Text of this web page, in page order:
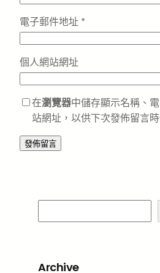
電子郵件地址 *
個人網站網址
在瀏覽器中儲存顯示名稱、
站網址，以供下次發佈留言時
e
c
Archive